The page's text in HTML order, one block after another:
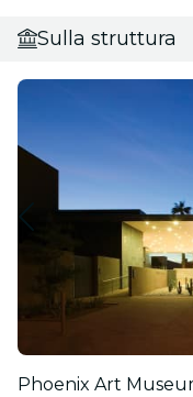
Sulla struttura
Phoenix Art